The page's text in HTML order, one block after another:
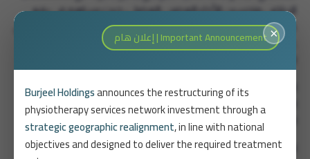
الرياضي وتحسين الأداء العصبي العضلي، حيث يساهم في رفع
كفاءة الرياضيين وتعزيز قوتهم وأدائهم البدني. كما يمتلك خبرة في
علاج حالات الجهاز العضلي الهيكلي، العمود الفقري، والإصابات
سعودي
أكثر من سنة
الدرجة العلمية والتخصص: أخصائي علاج طبيعي
التخصصات:
Important Announcement | إعلان هام ×
Burjeel Holdingsannounces the restructuring of its
physiotherapy services network investment through a
strategic geographic realignment, in line with national
objectives and designed to deliver the required treatment